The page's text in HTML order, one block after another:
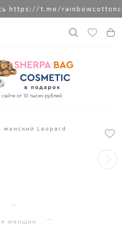
https://t.me/
женщин